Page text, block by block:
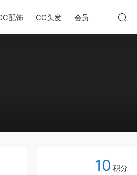
配饰 CC头发 会员
10 积分